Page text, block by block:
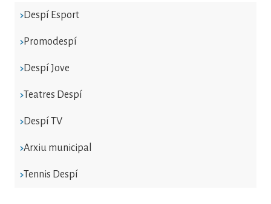
Despí Esport
Promodespí
Despí Jove
Teatres Despí
Despí TV
Arxiu municipal
Tennis Despí